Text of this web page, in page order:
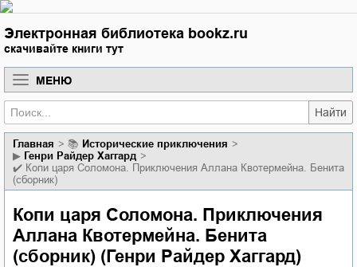
Электронная библиотека bookz.ru
скачивайте книги тут
МЕНЮ
Найти
Главная 📚
исторические приключения
▶ Генри Райдер Хаггард
✔️ Копи царя Соломона. Приключения Аллана Квотермейна. Бенита
(сборник)
Копи царя Соломона. Приключения
Аллана Квотермейна. Бенита
(сборник) (Генри Райдер Хаггард)